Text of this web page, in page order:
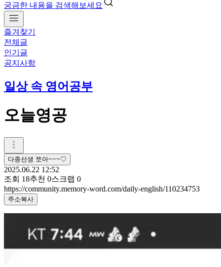
궁금한 내용을 검색해보세요
즐겨찾기
전체글
인기글
공지사항
일상 속 영어공부
오늘영공
다종선생 쪼아~~~♡
2025.06.22 12:52
조회 18추천 0스크랩 0
https://community.memory-word.com/daily-english/110234753
주소복사